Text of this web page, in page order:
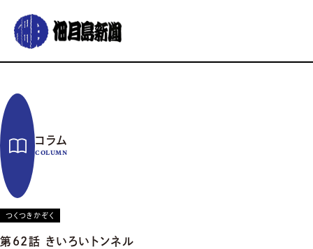
グルメ おでかけ 暮らす
佃月島新聞の紹介
お知らせ
つくつきかぞく
第62話 きいろいトンネル
コラム
COLUMN